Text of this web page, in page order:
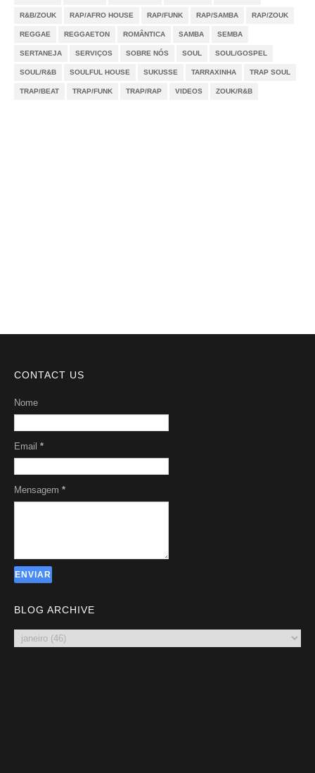
R&B/ZOUK RAP/AFRO HOUSE RAP/FUNK RAP/SAMBA RAP/ZOUK
REGGAE REGGAETON ROMÂNTICA SAMBA SEMBA
SERTANEJA SERVIÇOS SOBRE NÓS SOUL SOUL/GOSPEL
SOUL/R&B SOULFUL HOUSE SUKUSSE TARRAXINHA TRAP SOUL
TRAP/BEAT TRAP/FUNK TRAP/RAP VIDEOS ZOUK/R&B
CONTACT US
Nome
Email *
Mensagem *
BLOG ARCHIVE